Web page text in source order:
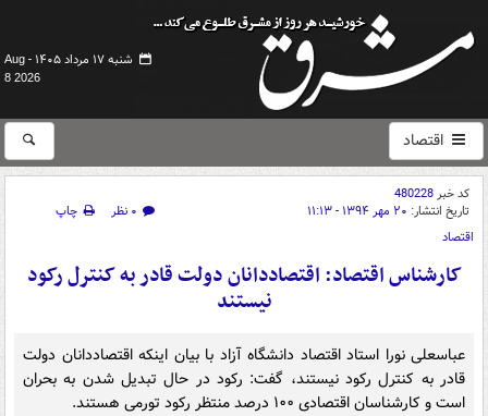
شنبه ۱۷ مرداد ۱۴۰۵ -
Aug
8 2026
اقتصاد
کد خبر480228
تاریخ انتشار: ۲۰ مهر ۱۳۹۴ - ۱۱:۱۳ ۰ نظر
چاپ
اقتصاد
کارشناس اقتصاد: اقتصاددانان دولت قادر به کنترل رکود
نیستند
عباسعلی نورا استاد اقتصاد دانشگاه آزاد با بیان اینکه اقتصاددانان دولت
قادر به کنترل رکود نیستند، گفت: رکود در حال تبدیل شدن به بحران
است و کارشناسان اقتصادی ۱۰۰ درصد منتظر رکود تورمی هستند.